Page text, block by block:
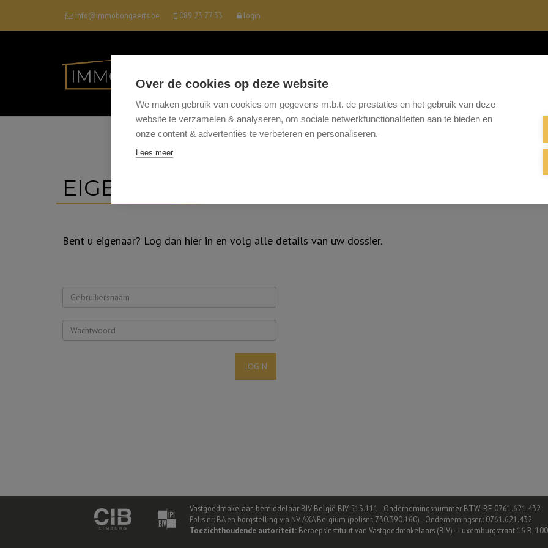
info@immobongaerts.be 089 23 77 33 login
Te koop
EIGENAARSLOGIN
Bent u eigenaar? Log dan hier in en volg alle details van uw dossier.
LOGIN
Vastgoedmakelaar-bemiddelaar BIV België BIV 513.111 - Ondernemingsnummer BTW-BE 0761.621.432
Polis nr: BA en borgstelling via NV AXA Belgium (polisnr. 730.390.160) - Ondernemingsnr.: 0761.621.432
Toezichthoudende autoriteit: Beroepsinstituut van Vastgoedmakelaars (BIV) - Luxemburgstraat 16 B,
Over de cookies op deze website
We maken gebruik van cookies om gegevens m.b.t. de prestaties en het gebruik van deze
website te verzamelen & analyseren, om sociale netwerkfunctionaliteiten aan te bieden en
onze content & advertenties te verbeteren en personaliseren.
Lees meer